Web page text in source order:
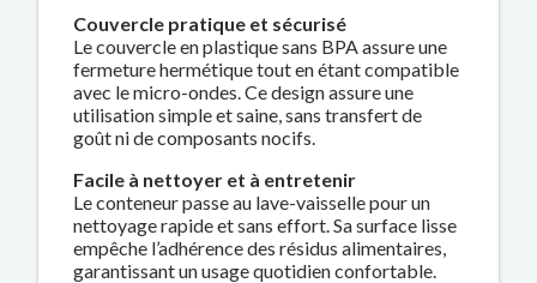
Couvercle pratique et sécurisé
Le couvercle en plastique sans BPA assure une
fermeture hermétique tout en étant compatible
avec le micro-ondes. Ce design assure une
utilisation simple et saine, sans transfert de
goût ni de composants nocifs.
Facile à nettoyer et à entretenir
Le conteneur passe au lave-vaisselle pour un
nettoyage rapide et sans effort. Sa surface lisse
empêche l’adhérence des résidus alimentaires,
garantissant un usage quotidien confortable.